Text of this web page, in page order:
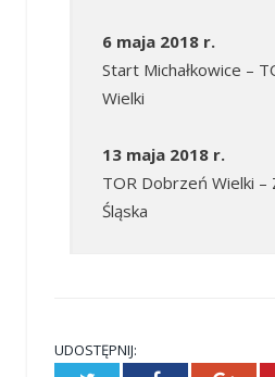
6 maja 2018 r.
Start Michałkowice –
Wielki
13 maja 2018 r.
TOR Dobrzeń Wielki –
Śląska
UDOSTĘPNIJ: